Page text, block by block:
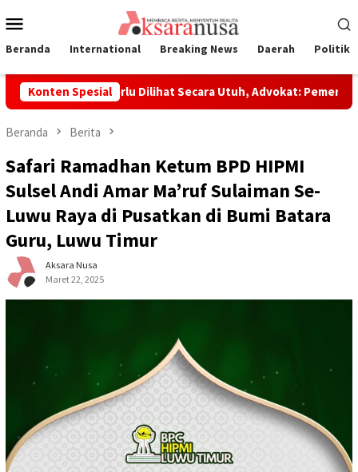
ke
Mobile
Beranda International Breaking News Daerah Politik
Konten Spesial
Dinilai Perlu Dilihat Secara Utuh, Advokat: Pemerintah
Beranda Berita
Safari Ramadhan Ketum BPD HIPMI
Sulsel Andi Amar Ma’ruf Sulaiman Se-
Luwu Raya di Pusatkan di Bumi Batara
Guru, Luwu Timur
Aksara Nusa
Maret 22, 2025